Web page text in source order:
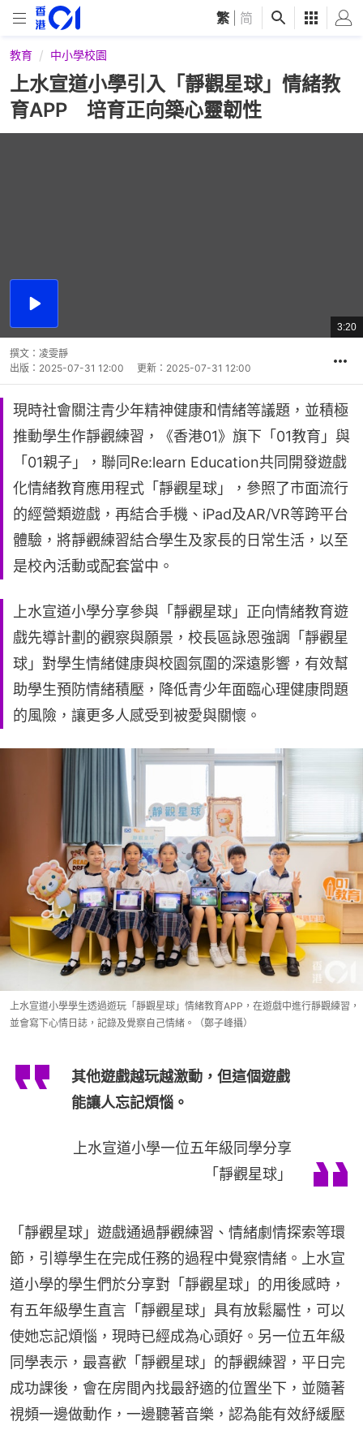
繁 简
教育 中小學校園
上水宣道小學引入「靜觀星球」情緒教
育APP 培育正向築心靈韌性
播
總
共
3:20
撰文： 凌雯靜
出版： 2025-07-31 12:00 更新： 2025-07-31 12:00
現時社會關注青少年精神健康和情緒等議題，並積極
推動學生作靜觀練習，《香港01》旗下「01教育」與
「01親子」，聯同Re:learn Education共同開發遊戲
化情緒教育應用程式「靜觀星球」，參照了市面流行
的經營類遊戲，再結合手機、iPad及AR/VR等跨平台
體驗，將靜觀練習結合學生及家長的日常生活，以至
是校內活動或配套當中。
上水宣道小學分享參與「靜觀星球」正向情緒教育遊
戲先導計劃的觀察與願景，校長區詠恩強調「靜觀星
球」對學生情緒健康與校園氛圍的深遠影響，有效幫
助學生預防情緒積壓，降低青少年面臨心理健康問題
的風險，讓更多人感受到被愛與關懷。
上水宣道小學學生透過遊玩「靜觀星球」情緒教育APP，在遊戲中進行靜觀練習，
並會寫下心情日誌，記錄及覺察自己情緒。（鄭子峰攝）
其他遊戲越玩越激動，但這個遊戲
能讓人忘記煩惱。
上水宣道小學一位五年級同學分享
「靜觀星球」
「靜觀星球」遊戲通過靜觀練習、情緒劇情探索等環
節，引導學生在完成任務的過程中覺察情緒。上水宣
道小學的學生們於分享對「靜觀星球」的用後感時，
有五年級學生直言「靜觀星球」具有放鬆屬性，可以
使她忘記煩惱，現時已經成為心頭好。另一位五年級
同學表示，最喜歡「靜觀星球」的靜觀練習，平日完
成功課後，會在房間內找最舒適的位置坐下，並隨著
視頻一邊做動作，一邊聽著音樂，認為能有效紓緩壓